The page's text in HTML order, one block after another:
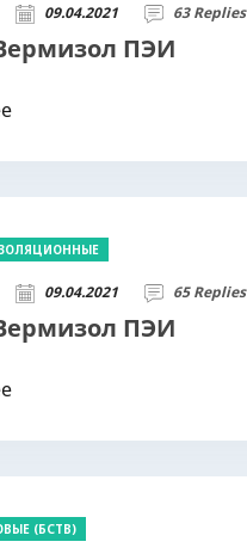
ПЭИ
09.04.2021 63 Replies
ПЭИ
09.04.2021 65 Replies
(БСТВ)